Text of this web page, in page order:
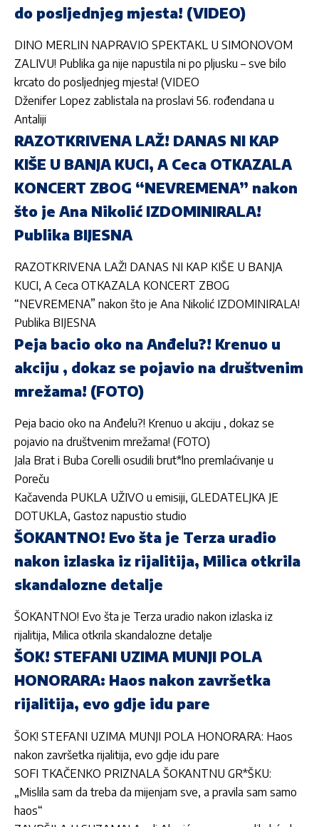
do posljednjeg mjesta! (VIDEO)
DINO MERLIN NAPRAVIO SPEKTAKL U SIMONOVOM
ZALIVU! Publika ga nije napustila ni po pljusku – sve bilo
krcato do posljednjeg mjesta! (VIDEO
Dženifer Lopez zablistala na proslavi 56. rođendana u
Antaliji
RAZOTKRIVENA LAŽ! DANAS NI KAP
KIŠE U BANJA KUCI, A Ceca OTKAZALA
KONCERT ZBOG “NEVREMENA” nakon
što je Ana Nikolić IZDOMINIRALA!
Publika BIJESNA
RAZOTKRIVENA LAŽ! DANAS NI KAP KIŠE U BANJA
KUCI, A Ceca OTKAZALA KONCERT ZBOG
“NEVREMENA” nakon što je Ana Nikolić IZDOMINIRALA!
Publika BIJESNA
Peja bacio oko na Anđelu?! Krenuo u
akciju , dokaz se pojavio na društvenim
mrežama! (FOTO)
Peja bacio oko na Anđelu?! Krenuo u akciju , dokaz se
pojavio na društvenim mrežama! (FOTO)
Jala Brat i Buba Corelli osudili brut*lno premlaćivanje u
Poreču
Kačavenda PUKLA UŽIVO u emisiji, GLEDATELJKA JE
DOTUKLA, Gastoz napustio studio
ŠOKANTNO! Evo šta je Terza uradio
nakon izlaska iz rijalitija, Milica otkrila
skandalozne detalje
ŠOKANTNO! Evo šta je Terza uradio nakon izlaska iz
rijalitija, Milica otkrila skandalozne detalje
ŠOK! STEFANI UZIMA MUNJI POLA
HONORARA: Haos nakon završetka
rijalitija, evo gdje idu pare
ŠOK! STEFANI UZIMA MUNJI POLA HONORARA: Haos
nakon završetka rijalitija, evo gdje idu pare
SOFI TKAČENKO PRIZNALA ŠOKANTNU GR*ŠKU:
„Mislila sam da treba da mijenjam sve, a pravila sam samo
haos“